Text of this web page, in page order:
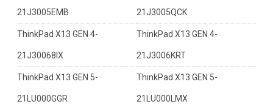
21J3005EMB 21J3005QCK
ThinkPad X13 GEN 4-
21J30068IX
ThinkPad X13 GEN 4-
21J3006KRT
ThinkPad X13 GEN 5-
21LU000GGR
ThinkPad X13 GEN 5-
21LU000LMX